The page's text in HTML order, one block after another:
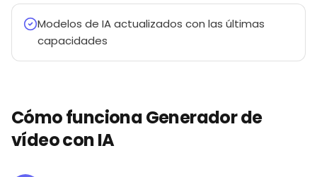
Modelos de IA actualizados con las últimas
capacidades
Cómo funciona Generador de
vídeo con IA